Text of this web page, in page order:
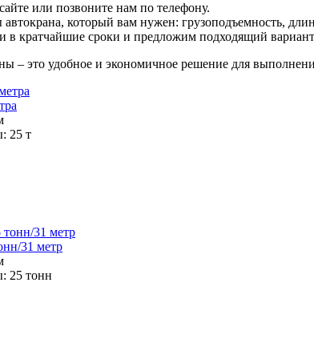
или позвоните нам по телефону.
который вам нужен: грузоподъемность,
в кратчайшие сроки и предложим подходящий
– это удобное и экономичное решение для
25 т
31 метр
25 тонн